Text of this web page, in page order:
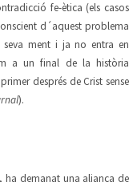
fe-ètica (els casos
d´aquest problema
ment i ja no entra en
a un final de la història
després de Crist sense
).
ha demanat una aliança de